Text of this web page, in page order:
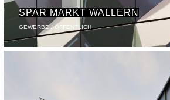
SPAR MARKT WALLERN
GEWERBE / ÖFFENTLICH